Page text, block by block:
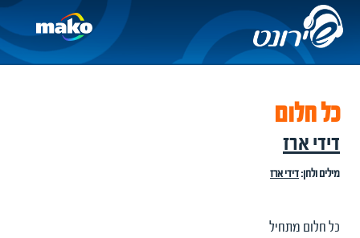
כל חלום
דידי ארז
מילים ולחן:דידי ארז
כל חלום מתחיל